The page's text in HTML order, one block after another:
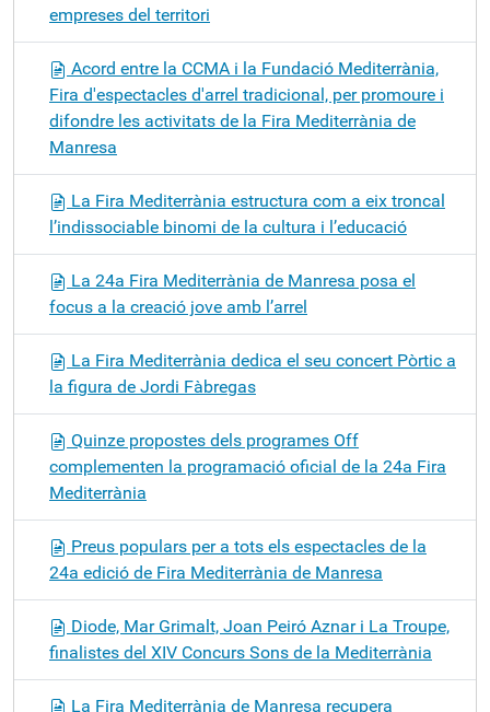
empreses del territori
Acord entre la CCMA i la Fundació Mediterrània,
Fira d'espectacles d'arrel tradicional, per promoure i
difondre les activitats de la Fira Mediterrània de
Manresa
La Fira Mediterrània estructura com a eix troncal
l’indissociable binomi de la cultura i l’educació
La 24a Fira Mediterrània de Manresa posa el
focus a la creació jove amb l’arrel
La Fira Mediterrània dedica el seu concert Pòrtic a
la figura de Jordi Fàbregas
Quinze propostes dels programes Off
complementen la programació oficial de la 24a Fira
Mediterrània
Preus populars per a tots els espectacles de la
24a edició de Fira Mediterrània de Manresa
Diode, Mar Grimalt, Joan Peiró Aznar i La Troupe,
finalistes del XIV Concurs Sons de la Mediterrània
La Fira Mediterrània de Manresa recupera